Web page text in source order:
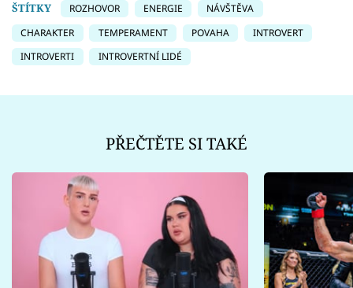
ŠTÍTKY
ROZHOVOR ENERGIE
NÁVŠTĚVA
CHARAKTER
TEMPERAMENT POVAHA
INTROVERT
INTROVERTI
INTROVERTNÍ LIDÉ
PŘEČTĚTE SI TAKÉ